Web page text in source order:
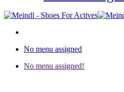
No menu assigned
No menu assigned!